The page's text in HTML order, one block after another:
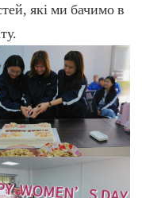
які ми бачимо в